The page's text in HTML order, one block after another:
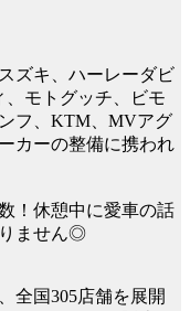
ズキ、ハーレーダビ
モトグッチ、ビモ
フ、KTM、MVアグ
カーの整備に携われ
！休憩中に愛車の話
ません◎
全国305店舗を展開